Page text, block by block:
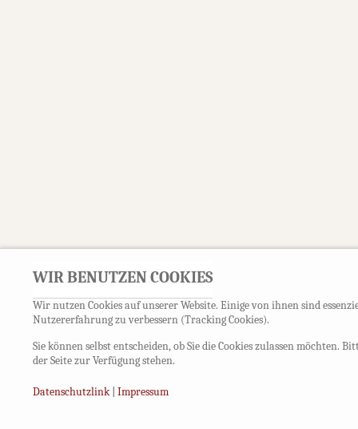
WIR BENUTZEN COOKIES
Wir nutzen Cookies auf unserer Website. Einige von ihnen sind
Nutzererfahrung zu verbessern (Tracking Cookies).
Sie können selbst entscheiden, ob Sie die Cookies zulassen
der Seite zur Verfügung stehen.
Datenschutzlink Impressum